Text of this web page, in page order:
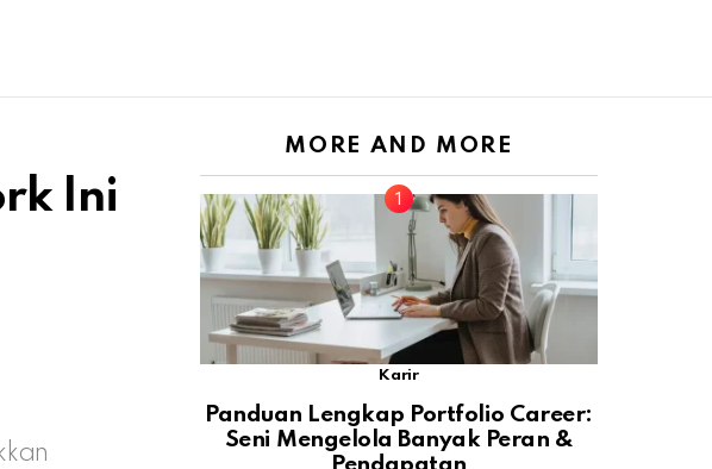
Ini
MORE AND MORE
Karir
Panduan Lengkap Portfolio Career:
Seni Mengelola Banyak Peran &